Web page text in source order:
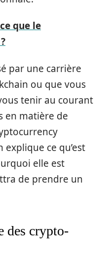
que le
par une carrière
ou que vous
tenir au courant
en matière de
ce qu’est
elle est
de prendre un
des crypto-